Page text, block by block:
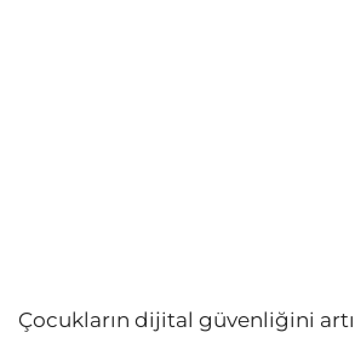
Çocukların dijital güvenliğini